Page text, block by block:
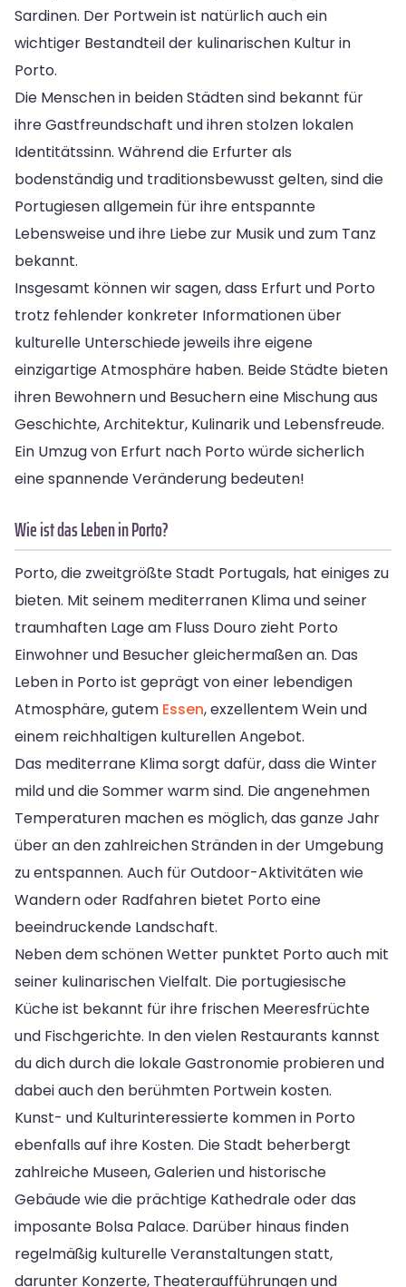
Sardinen. Der Portwein ist natürlich auch ein
wichtiger Bestandteil der kulinarischen Kultur in
Porto.
Die Menschen in beiden Städten sind bekannt für
ihre Gastfreundschaft und ihren stolzen lokalen
Identitätssinn. Während die Erfurter als
bodenständig und traditionsbewusst gelten, sind die
Portugiesen allgemein für ihre entspannte
Lebensweise und ihre Liebe zur Musik und zum Tanz
bekannt.
Insgesamt können wir sagen, dass Erfurt und Porto
trotz fehlender konkreter Informationen über
kulturelle Unterschiede jeweils ihre eigene
einzigartige Atmosphäre haben. Beide Städte bieten
ihren Bewohnern und Besuchern eine Mischung aus
Geschichte, Architektur, Kulinarik und Lebensfreude.
Ein Umzug von Erfurt nach Porto würde sicherlich
eine spannende Veränderung bedeuten!
Wie ist das Leben in Porto?
Porto, die zweitgrößte Stadt Portugals, hat einiges zu
bieten. Mit seinem mediterranen Klima und seiner
traumhaften Lage am Fluss Douro zieht Porto
Einwohner und Besucher gleichermaßen an. Das
Leben in Porto ist geprägt von einer lebendigen
Atmosphäre, gutem Essen, exzellentem Wein und
einem reichhaltigen kulturellen Angebot.
Das mediterrane Klima sorgt dafür, dass die Winter
mild und die Sommer warm sind. Die angenehmen
Temperaturen machen es möglich, das ganze Jahr
über an den zahlreichen Stränden in der Umgebung
zu entspannen. Auch für Outdoor-Aktivitäten wie
Wandern oder Radfahren bietet Porto eine
beeindruckende Landschaft.
Neben dem schönen Wetter punktet Porto auch mit
seiner kulinarischen Vielfalt. Die portugiesische
Küche ist bekannt für ihre frischen Meeresfrüchte
und Fischgerichte. In den vielen Restaurants kannst
du dich durch die lokale Gastronomie probieren und
dabei auch den berühmten Portwein kosten.
Kunst- und Kulturinteressierte kommen in Porto
ebenfalls auf ihre Kosten. Die Stadt beherbergt
zahlreiche Museen, Galerien und historische
Gebäude wie die prächtige Kathedrale oder das
imposante Bolsa Palace. Darüber hinaus finden
regelmäßig kulturelle Veranstaltungen statt,
darunter Konzerte, Theateraufführungen und